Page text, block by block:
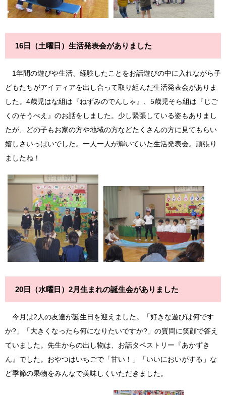
16日（土曜日）生活発表会がありました
1年間の遊びや生活、経験したことをお話遊びの中に入れながら子
どもたちがアイディアを出し合って取り組んだ生活発表会がありま
した。4歳児はな組は『ねずみのでんしゃ』、5歳児そら組は『じご
くのそうべえ』のお話をしました。少し緊張している姿もありまし
たが、どの子もお家の方や地域の方などたくさんの方に見てもらい
嬉しさいっぱいでした。一人一人が輝いていた生活発表会。頑張り
ましたね！
20日（水曜日）2月生まれの誕生会がありました
今月は2人の友達が誕生日を迎えました。「好きな遊びは何です
か?」「大きくなったら何になりたいですか?」の質問に笑顔で答え
ていました。先生からの出し物は、お話タペストリー『あかずき
ん』でした。おやつはいちごで「甘い！」「いいにおいがする」な
ど季節の果物をみんなで美味しくいただきました。